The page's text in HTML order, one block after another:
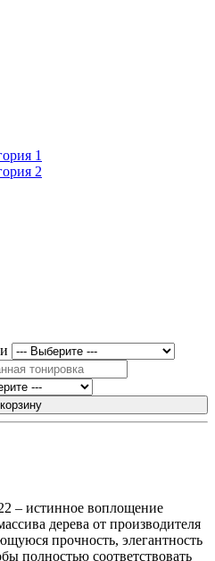
1
2
– истинное воплощение
дерева от производителя
прочность, элегантность
полностью соответствовать